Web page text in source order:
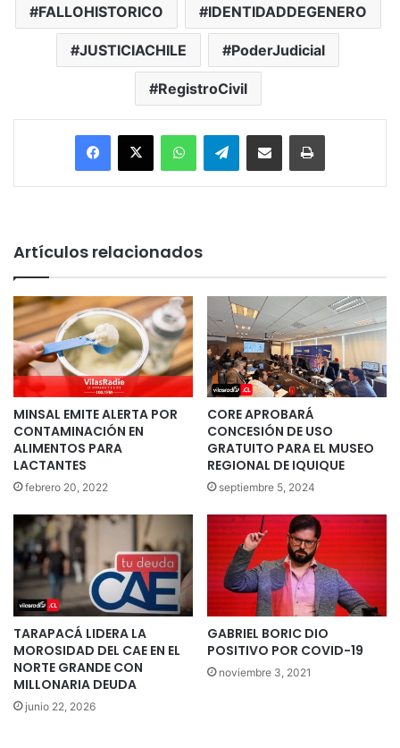
FALLOHISTORICO IDENTIDADDEGENERO
JUSTICIACHILE PoderJudicial
RegistroCivil
Facebook
X WhatsAppTelegramEnviar vía email Imprimir
Artículos relacionados
MINSAL EMITE ALERTA POR
CONTAMINACIÓN EN
ALIMENTOS PARA
LACTANTES
febrero 20, 2022
CORE APROBARÁ
CONCESIÓN DE USO
GRATUITO PARA EL MUSEO
REGIONAL DE IQUIQUE
septiembre 5, 2024
TARAPACÁ LIDERA LA
MOROSIDAD DEL CAE EN EL
NORTE GRANDE CON
MILLONARIA DEUDA
junio 22, 2026
GABRIEL BORIC DIO
POSITIVO POR COVID-19
noviembre 3, 2021